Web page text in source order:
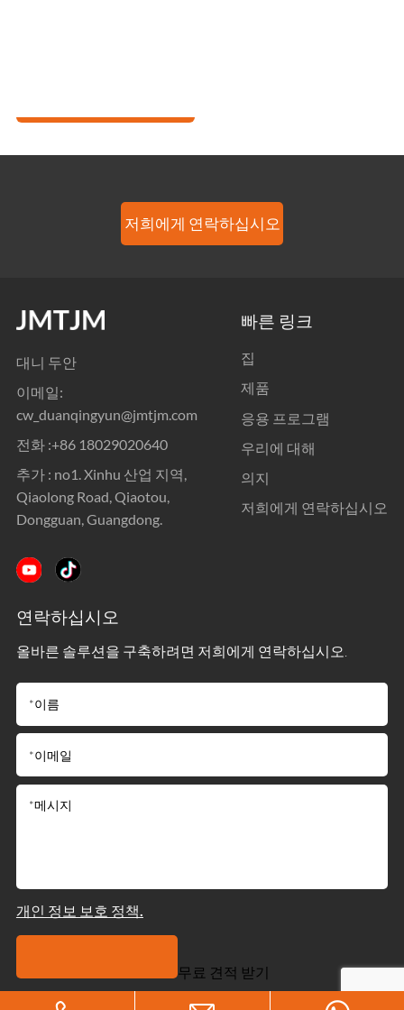
저희에게 연락하십시오
대니 두안
이메일:
cw_duanqingyun@jmtjm.com
전화 :+86 18029020640
추가 : no1. Xinhu 산업 지역,
Qiaolong Road, Qiaotou,
Dongguan, Guangdong.
빠른 링크
집
제품
응용 프로그램
우리에 대해
의지
저희에게 연락하십시오
연락하십시오
올바른 솔루션을 구축하려면 저희에게 연락하십시오.
개인 정보 보호 정책.
무료 견적 받기